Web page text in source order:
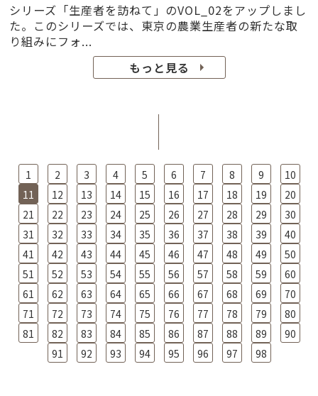
シリーズ「生産者を訪ねて」のVOL_02をアップしまし
た。このシリーズでは、東京の農業生産者の新たな取
り組みにフォ...
もっと見る
1 2 3 4 5 6 7 8 9
10
11
12 13 14 15 16 17 18 19
20
21
22 23 24 25 26 27 28 29
30
31
32 33 34 35 36 37 38 39
40
41
42 43 44 45 46 47 48 49
50
51
52 53 54 55 56 57 58 59
60
61
62 63 64 65 66 67 68 69
70
71
72 73 74 75 76 77 78 79
80
81
82 83 84 85 86 87 88 89
90
91
92 93 94 95 96 97 98